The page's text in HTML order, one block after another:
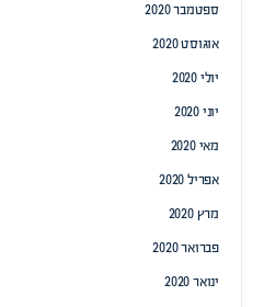
ספטמבר 2020
אוגוסט 2020
יולי 2020
יוני 2020
מאי 2020
אפריל 2020
מרץ 2020
פברואר 2020
ינואר 2020